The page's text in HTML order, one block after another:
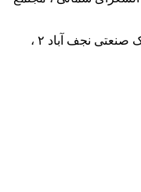
کارخانه: جاده فولاد شهر نجف آباد ، شهرک صنعتی نجف آباد ۲ ،